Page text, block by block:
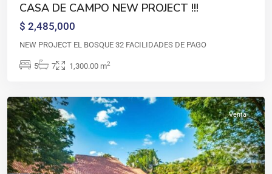
CASA DE CAMPO NEW PROJECT !!!
$ 2,485,000
NEW PROJECT EL BOSQUE 32 FACILIDADES DE PAGO
5 7 1,300.00 m2
Casa
de
La
Venta